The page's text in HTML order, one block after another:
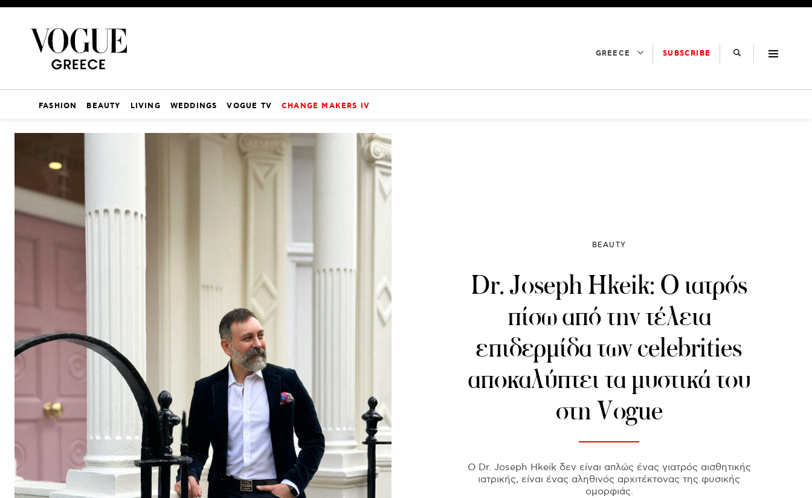
GREECE SUBSCRIBE
FASHION BEAUTY LIVING WEDDINGS VOGUE TV CHANGE MAKERS IV
BEAUTY
Dr. Joseph Hkeik: Ο ιατρός
πίσω από την τέλεια
επιδερμίδα των celebrities
αποκαλύπτει τα μυστικά του
στη Vogue
Ο Dr. Joseph Hkeik δεν είναι απλώς ένας γιατρός αισθητικής
ιατρικής, είναι ένας αληθινός αρχιτέκτονας της φυσικής
ομορφιάς.